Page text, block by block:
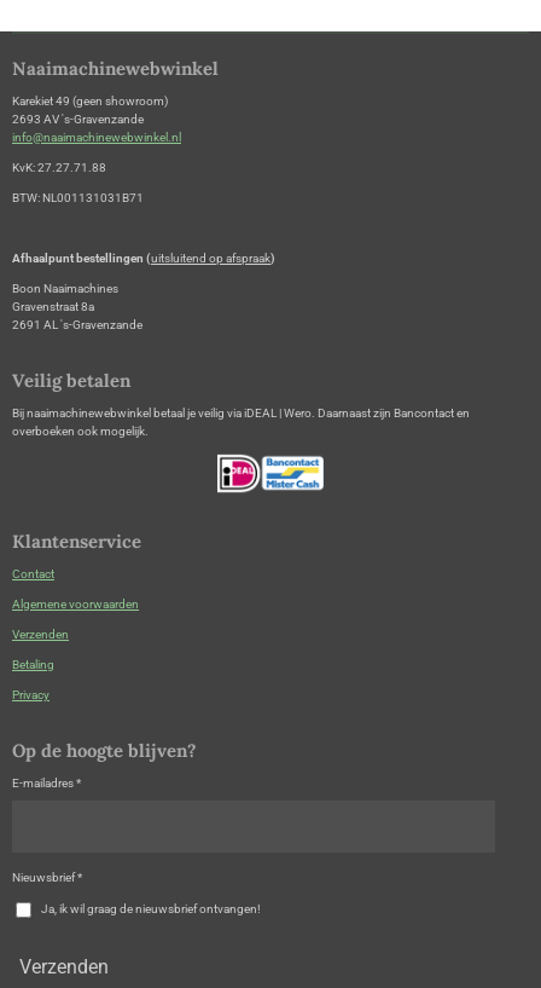
Naaimachinewebwinkel
Karekiet 49 (geen showroom)
2693 AV 's-Gravenzande
info@naaimachinewebwinkel.nl
KvK: 27.27.71.88
BTW: NL001131031B71
Afhaalpunt bestellingen (uitsluitend op afspraak)
Boon Naaimachines
Gravenstraat 8a
2691 AL 's-Gravenzande
Veilig betalen
Bij naaimachinewebwinkel betaal je veilig via iDEAL | Wero. Daarnaast zijn Bancontact en
overboeken ook mogelijk.
Klantenservice
Contact
Algemene voorwaarden
Verzenden
Betaling
Privacy
Op de hoogte blijven?
E-mailadres *
Nieuwsbrief *
Ja, ik wil graag de nieuwsbrief ontvangen!
Verzenden